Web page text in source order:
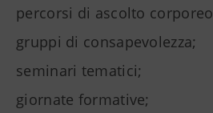
percorsi di ascolto
gruppi di consapevolezza;
seminari tematici;
giornate formative;